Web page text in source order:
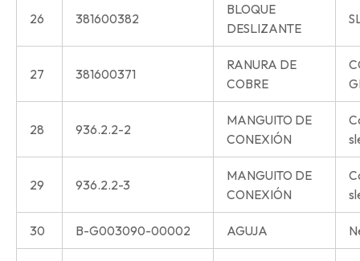
26 381600382
BLOQUE
DESLIZANTE
27 381600371
RANURA DE
COBRE
28 936.2.2-2
MANGUITO DE
CONEXIÓN
29 936.2.2-3
MANGUITO DE
CONEXIÓN
30 B-G003090-00002 AGUJA